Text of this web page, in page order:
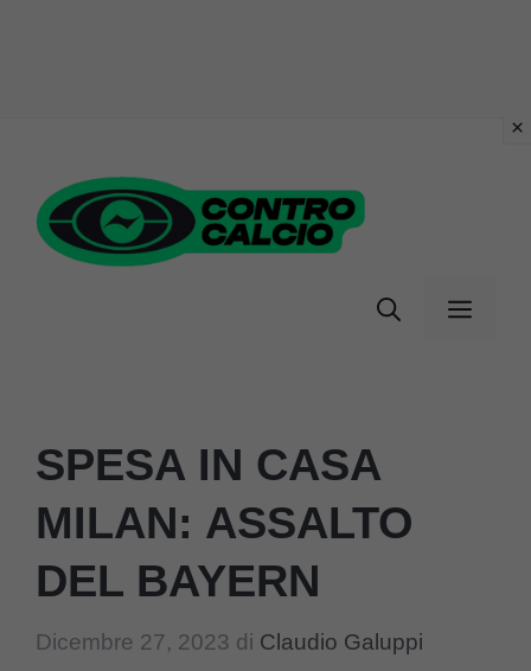
contenuto
Menu
SPESA IN CASA
MILAN: ASSALTO
DEL BAYERN
Dicembre 27, 2023 di Claudio Galuppi